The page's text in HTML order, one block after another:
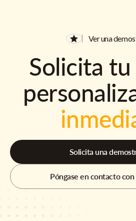
Ver una
Solicita
Solicita una
Póngase en contacto